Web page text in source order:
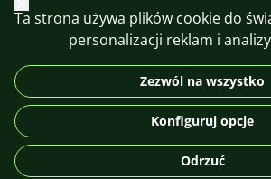
©
Zamknij
Ta strona używa plików cookie do
personalizacji reklam i
Zezwól na wszystko
Konfiguruj opcje
Odrzuć